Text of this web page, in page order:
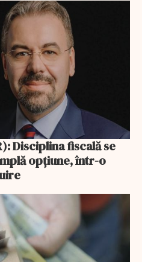
Disciplina fiscală se
opțiune, într-o